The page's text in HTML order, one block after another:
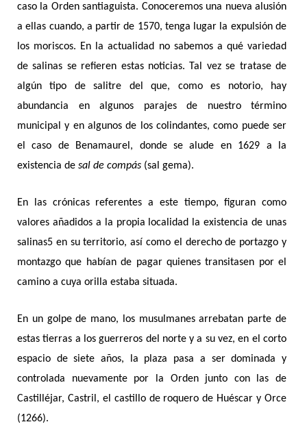
caso la Orden santiaguista. Conoceremos una nueva alusión
a ellas cuando, a partir de 1570, tenga lugar la expulsión de
los moriscos. En la actualidad no sabemos a qué variedad
de salinas se refieren estas noticias. Tal vez se tratase de
algún tipo de salitre del que, como es notorio, hay
abundancia en algunos parajes de nuestro término
municipal y en algunos de los colindantes, como puede ser
el caso de Benamaurel, donde se alude en 1629 a la
existencia de sal de compás (sal gema).
En las crónicas referentes a este tiempo, figuran como
valores añadidos a la propia localidad la existencia de unas
salinas5 en su territorio, así como el derecho de portazgo y
montazgo que habían de pagar quienes transitasen por el
camino a cuya orilla estaba situada.
En un golpe de mano, los musulmanes arrebatan parte de
estas tierras a los guerreros del norte y a su vez, en el corto
espacio de siete años, la plaza pasa a ser dominada y
controlada nuevamente por la Orden junto con las de
Castilléjar, Castril, el castillo de roquero de Huéscar y Orce
(1266).